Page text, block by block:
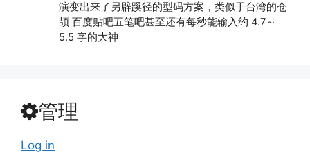
演变出来了另辟蹊径的型码方案，类似于台湾的仓
颉 百度贴吧五笔吧甚至还有每秒能输入约 4.7～
5.5 字的大神
管理
Log in